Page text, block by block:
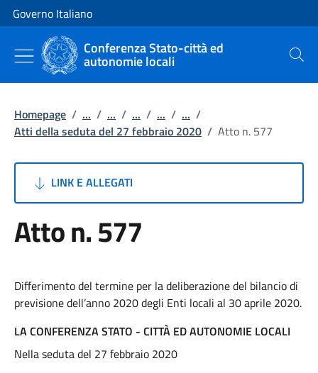
Vai al contenuto
Vai alla navigazione del sito
Governo Italiano
Conferenza Stato-città ed
autonomie locali Cerca
Homepage / ... / ... / ... / ... / ... /
Atti della seduta del 27 febbraio 2020 / Atto n. 577
LINK E ALLEGATI
Atto n. 577
Differimento del termine per la deliberazione del bilancio di
previsione dell’anno 2020 degli Enti locali al 30 aprile 2020.
LA CONFERENZA STATO - CITTÀ ED AUTONOMIE LOCALI
Nella seduta del 27 febbraio 2020